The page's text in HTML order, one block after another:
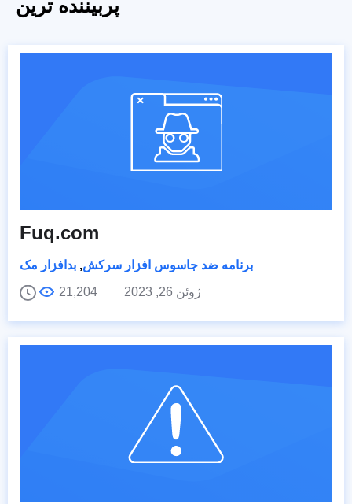
پربیننده ترین
Fuq.com
برنامه ضد جاسوس افزار سرکش, بدافزار مک
ژوئن 26, 2023
21,204